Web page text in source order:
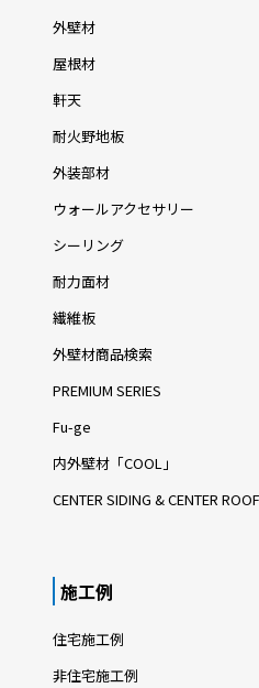
外壁材
屋根材
軒天
耐火野地板
外装部材
ウォールアクセサリー
シーリング
耐力面材
繊維板
外壁材商品検索
PREMIUM SERIES
Fu-ge
内外壁材「COOL」
CENTER SIDING & CENTER ROOF
施工例
住宅施工例
非住宅施工例